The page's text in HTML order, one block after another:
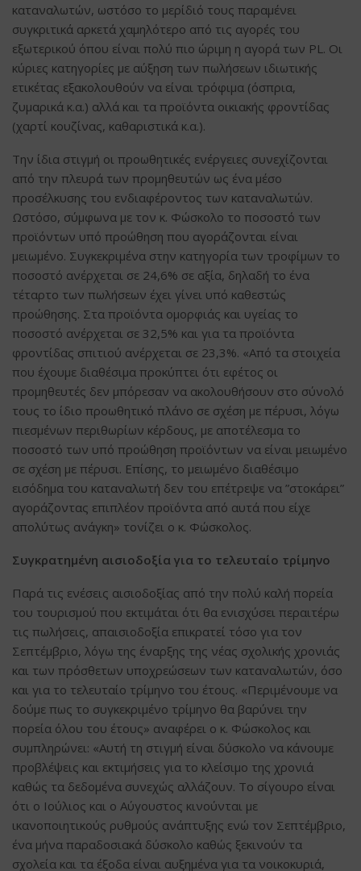
καταναλωτών, ωστόσο το μερίδιό τους παραμένει
συγκριτικά αρκετά χαμηλότερο από τις αγορές του
εξωτερικού όπου είναι πολύ πιο ώριμη η αγορά των PL. Οι
κύριες κατηγορίες με αύξηση των πωλήσεων ιδιωτικής
ετικέτας εξακολουθούν να είναι τρόφιμα (όσπρια,
ζυμαρικά κ.α.) αλλά και τα προϊόντα οικιακής φροντίδας
(χαρτί κουζίνας, καθαριστικά κ.α.).
Την ίδια στιγμή οι προωθητικές ενέργειες συνεχίζονται
από την πλευρά των προμηθευτών ως ένα μέσο
προσέλκυσης του ενδιαφέροντος των καταναλωτών.
Ωστόσο, σύμφωνα με τον κ. Φώσκολο το ποσοστό των
προϊόντων υπό προώθηση που αγοράζονται είναι
μειωμένο. Συγκεκριμένα στην κατηγορία των τροφίμων το
ποσοστό ανέρχεται σε 24,6% σε αξία, δηλαδή το ένα
τέταρτο των πωλήσεων έχει γίνει υπό καθεστώς
προώθησης. Στα προϊόντα ομορφιάς και υγείας το
ποσοστό ανέρχεται σε 32,5% και για τα προϊόντα
φροντίδας σπιτιού ανέρχεται σε 23,3%. «Από τα στοιχεία
που έχουμε διαθέσιμα προκύπτει ότι εφέτος οι
προμηθευτές δεν μπόρεσαν να ακολουθήσουν στο σύνολό
τους το ίδιο προωθητικό πλάνο σε σχέση με πέρυσι, λόγω
πιεσμένων περιθωρίων κέρδους, με αποτέλεσμα το
ποσοστό των υπό προώθηση προϊόντων να είναι μειωμένο
σε σχέση με πέρυσι. Επίσης, το μειωμένο διαθέσιμο
εισόδημα του καταναλωτή δεν του επέτρεψε να ”στοκάρει”
αγοράζοντας επιπλέον προϊόντα από αυτά που είχε
απολύτως ανάγκη» τονίζει ο κ. Φώσκολος.
Συγκρατημένη αισιοδοξία για το τελευταίο τρίμηνο
Παρά τις ενέσεις αισιοδοξίας από την πολύ καλή πορεία
του τουρισμού που εκτιμάται ότι θα ενισχύσει περαιτέρω
τις πωλήσεις, απαισιοδοξία επικρατεί τόσο για τον
Σεπτέμβριο, λόγω της έναρξης της νέας σχολικής χρονιάς
και των πρόσθετων υποχρεώσεων των καταναλωτών, όσο
και για το τελευταίο τρίμηνο του έτους. «Περιμένουμε να
δούμε πως το συγκεκριμένο τρίμηνο θα βαρύνει την
πορεία όλου του έτους» αναφέρει ο κ. Φώσκολος και
συμπληρώνει: «Αυτή τη στιγμή είναι δύσκολο να κάνουμε
προβλέψεις και εκτιμήσεις για το κλείσιμο της χρονιά
καθώς τα δεδομένα συνεχώς αλλάζουν. Το σίγουρο είναι
ότι ο Ιούλιος και ο Αύγουστος κινούνται με
ικανοποιητικούς ρυθμούς ανάπτυξης ενώ τον Σεπτέμβριο,
ένα μήνα παραδοσιακά δύσκολο καθώς ξεκινούν τα
σχολεία και τα έξοδα είναι αυξημένα για τα νοικοκυριά,